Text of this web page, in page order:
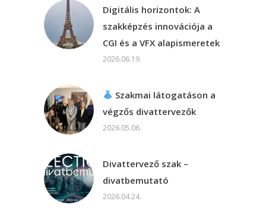
Digitális horizontok: A
szakképzés innovációja a
CGI és a VFX alapismeretek
2026.06.19.
Szakmai látogatáson a
végzős divattervezők
2026.05.06.
Divattervező szak –
divatbemutató
2026.04.24.